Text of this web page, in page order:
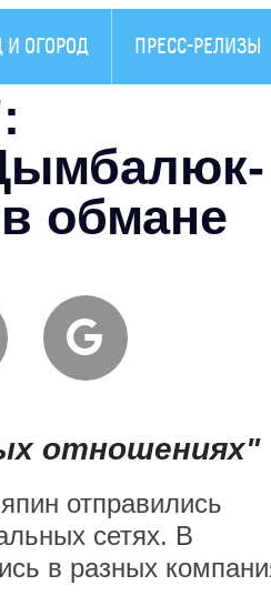
И ОГОРОД ПРЕСС-РЕЛИЗЫ
обмане
отношениях"
отправились
сетях. В
в разных